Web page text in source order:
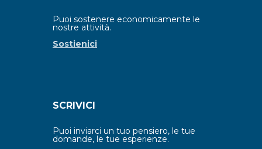
Puoi sostenere economicamente le
nostre attività.
Sostienici
SCRIVICI
Puoi inviarci un tuo pensiero, le tue
domande, le tue esperienze.